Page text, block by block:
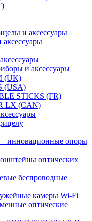
и аксессуары
и аксессуары
(UK)
(USA)
STICKS (FR)
LX (CAN)
инновационные опоры
оптических
беспроводные
камеры Wi-Fi
оптические